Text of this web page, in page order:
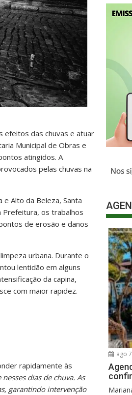
efeitos das chuvas e atuar
Municipal de Obras e
atingidos. A
pelas chuvas na
Alto da Beleza, Santa
Prefeitura, os trabalhos
de erosão e danos
urbana. Durante o
lentidão em alguns
da capina,
com maior rapidez.
rapidamente às
dias de chuva. As
garantindo intervenção
ago